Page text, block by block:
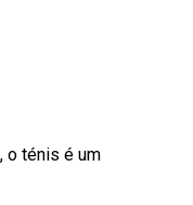
o ténis é um